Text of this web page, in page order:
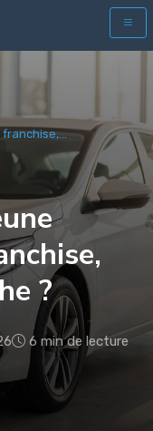
?
6 min de lecture